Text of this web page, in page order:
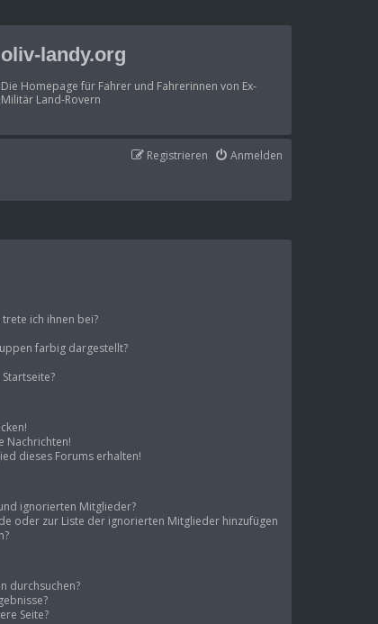
oliv-landy.org
Die Homepage für Fahrer und Fahrerinnen von Ex-
Militär Land-Rovern
Anmelden
Registrieren
ich ihnen bei?
farbig dargestellt?
Nachrichten!
dieses Forums erhalten!
ignorierten Mitglieder?
oder zur Liste der ignorierten Mitglieder hinzufügen
durchsuchen?
Seite?